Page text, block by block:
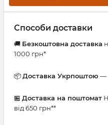
Способи доставки
🚚 Безкоштовна доставка
1000 грн*
📦Доставка Укрпоштою —
🏪 Доставка на поштомат
від 650 грн**